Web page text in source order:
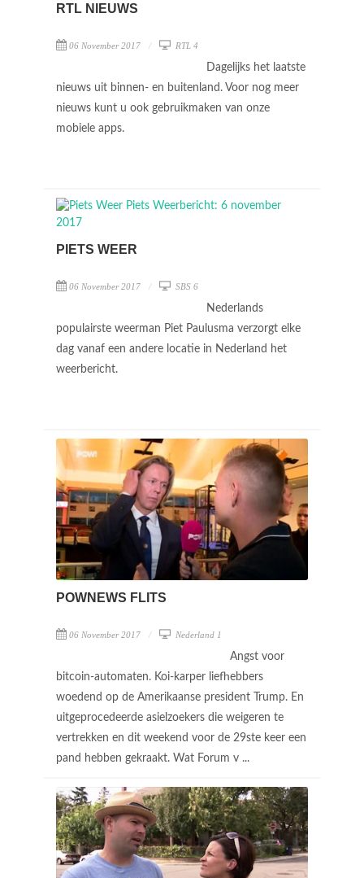
RTL NIEUWS
06 November 2017 RTL 4
Dagelijks het laatste
nieuws uit binnen- en buitenland. Voor nog meer
nieuws kunt u ook gebruikmaken van onze
mobiele apps.
PIETS WEER
06 November 2017 SBS 6
Nederlands
populairste weerman Piet Paulusma verzorgt elke
dag vanaf een andere locatie in Nederland het
weerbericht.
POWNEWS FLITS
06 November 2017 Nederland 1
Angst voor
bitcoin-automaten. Koi-karper liefhebbers
woedend op de Amerikaanse president Trump. En
uitgeprocedeerde asielzoekers die weigeren te
vertrekken en dit weekend voor de 29ste keer een
pand hebben gekraakt. Wat Forum v ...